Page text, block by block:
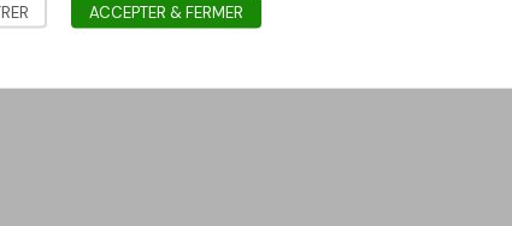
ACCEPTER & FERMER